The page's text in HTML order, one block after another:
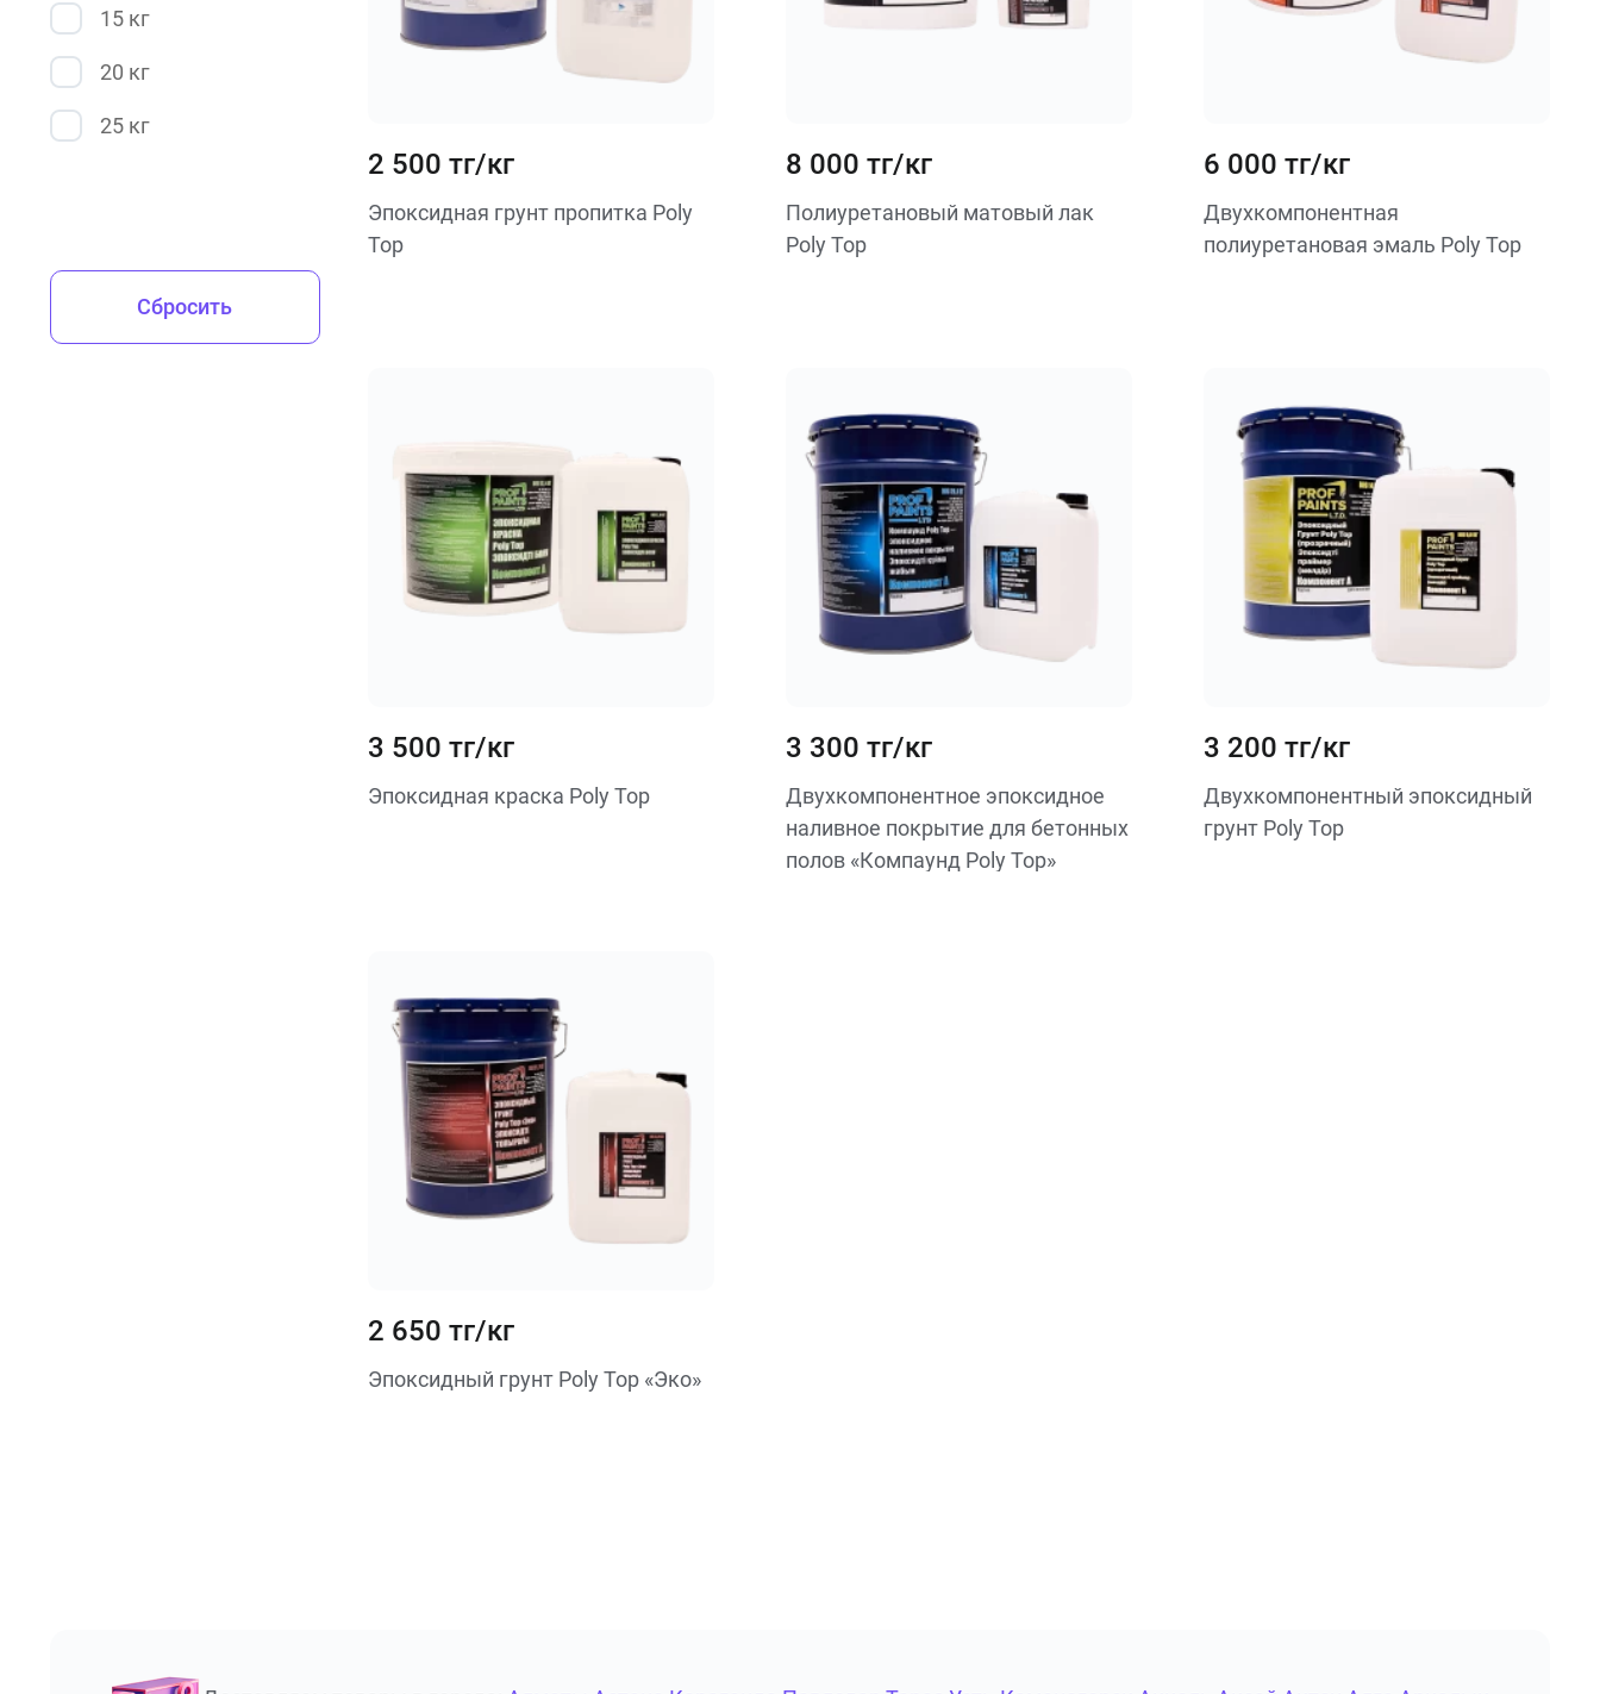
15 кг
20 кг
25 кг
Сбросить
2 500 тг/кг
Эпоксидная грунт пропитка Poly
Top
8 000 тг/кг
Полиуретановый матовый лак
Poly Top
6 000 тг/кг
Двухкомпонентная
полиуретановая эмаль Poly Top
3 500 тг/кг
Эпоксидная краска Poly Top
3 300 тг/кг
Двухкомпонентное эпоксидное
наливное покрытие для бетонных
полов «Компаунд Poly Top»
3 200 тг/кг
Двухкомпонентный эпоксидный
грунт Poly Top
2 650 тг/кг
Эпоксидный грунт Poly Top «Эко»